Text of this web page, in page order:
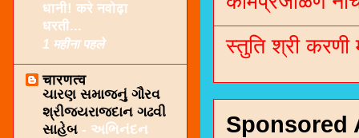
स्तुति श्री करणी
Sponsored
धानी! करे नवोढ़ा
धरती...
1 महीना पहले
चारणत्व
ચારણ સમાજનું ગૌરવ
શ્રીજયરાજદાન ગઢવી
સાહેબ - અભિનંદન